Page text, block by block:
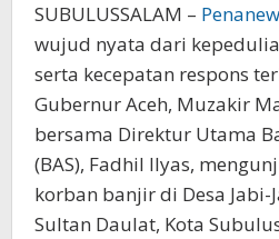
SUBULUSSALAM –
wujud nyata dari
serta kecepatan respons
Gubernur Aceh, Muzakir
bersama Direktur Utama
(BAS), Fadhil Ilyas,
korban banjir di Desa Jabi-
Sultan Daulat, Kota